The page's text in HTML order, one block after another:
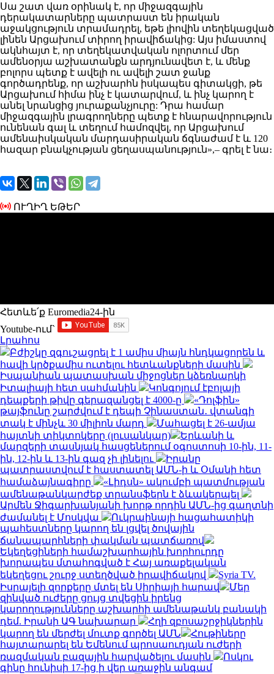
Սա շատ վառ օրինակ է, որ միջազգային
դերակատարները պատրաստ են իրական
աջակցություն տրամադրել, եթե լիովին տեղեկացված
լինեն Արցախում տիրող իրավիճակից: Այս իմաստով
ակնհայտ է, որ տեղեկատվական ոլորտում մեր
ամենօրյա աշխատանքն արդյունավետ է, և մենք
բոլորս պետք է ավելի ու ավելի շատ ջանք
գործադրենք, որ աշխարհն իսկապես գիտակցի, թե
Արցախում հիմա ինչ է կատարվում, և ինչ կարող է
անել նրանցից յուրաքանչյուրը: Դրա համար
միջազգային լրագրողները պետք է հնարավորություն
ունենան գալ և տեղում համոզվել, որ Արցախում
ամենաիսկական մարդասիրական ճգնաժամ է և 120
հազար բնակչության ցեղասպանություն»,– գրել է նա։
ՈՒՂԻՂ ԵԹԵՐ
Հետևե՛ք Euromedia24-ին
Youtube-ում`
Լրահոս
Բժիշկը զգուշացրել է 1 ամիս միայն հնդկացորեն և
հավի կրծքամիս ուտելու հետևանքների մասին
Իսպանիան պատասխան միջոցներ կձեռնարկի
Իտալիայի հետ սահմանին
Կոնգոյում էբոլայի
դեպքերի թիվը գերազանցել է 4000-ը
«Դոլֆին»
թայֆունը շարժվում է դեպի Չինաստան․ վտանգի
տակ է մինչև 30 միլիոն մարդ
Մահացել է 26-ամյա
հայտնի տիկտոկերը (լուսանկար)
Երևանի և
մարզերի տասնյակ հասցեներում օգոստոսի 10-ին, 11-
ին, 12-ին և 13-ին գազ չի լինելու
Իրանը
պատրաստվում է հաստատել ԱՄՆ-ի և Օմանի հետ
համաձայնագիրը
«Լիդսն» ակումբի պատմության
ամենաթանկարժեք տրանսֆերն է ձևակերպել
Արմեն Ջիգարխանյանի խորթ որդին ԱՄՆ-ից գաղտնի
ժամանել է Մոսկվա
Ուկրաինայի հացահատիկի
պահեստները կարող են լցվել ծովային
ճանապարհների փակման պատճառով
Եկեղեցիների համաշխարհային խորհուրդը
խորապես մտահոգված է Հայ առաքելական
եկեղեցու շուրջ ստեղծված իրավիճակով
Syria TV.
Իսրայելի զորքերը մտել են Սիրիայի հարավ
Մեր
զինված ուժերը ցույց տվեցին իրենց
կարողությունները աշխարհի ամենաթանկ բանակի
դեմ. Իրանի ԱԳ նախարար
Հղի զբոսաշրջիկներին
կարող են մերժել մուտք գործել ԱՄՆ
Հութիները
հայտարարել են Եմենում պրոսաուդյան ուժերի
ռազմական բազային հարվածելու մասին
Ոսկու
գինը հունիսի 17-ից ի վեր առաջին անգամ